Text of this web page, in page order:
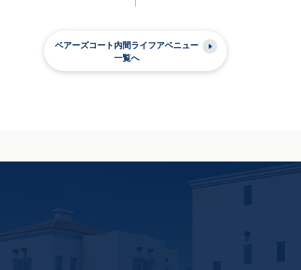
ベアーズコート内間ライフアベニュー
一覧へ